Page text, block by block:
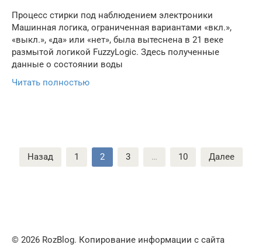
Процесс стирки под наблюдением электроники
Машинная логика, ограниченная вариантами «вкл.»,
«выкл.», «да» или «нет», была вытеснена в 21 веке
размытой логикой FuzzyLogic. Здесь полученные
данные о состоянии воды
Читать полностью
Пагинация
записей
Назад 1 2 3 … 10 Далее
© 2026 RozBlog. Копирование информации с сайта